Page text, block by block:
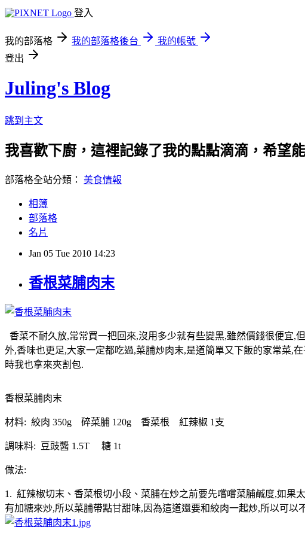
登入
我的部落格 我的部落格後台
我的帳號
登出
Juling's Blog
跳到主文
我喜歡下廚，這裡記錄了我的點點滴滴，希望
部落格全站分類： 美食情報
相簿
部落格
名片
Jan 05 Tue 2010 14:23
香根菜脯肉末
香菜不耐久放,常常買一把回來,沒用多少就有些變黑,雖然價錢很便宜,
外,香味也更足,大家一定都吃過,菜脯炒肉末,是道簡單又下飯的家常菜,
時我也拿來夾割包.
香根菜脯肉末
材料: 絞肉 350g 碎菜脯 120g 香菜根 紅辣椒 1支
調味料: 豆豉醬 1.5T 糖 1t
做法:
1. 紅辣椒切末、香菜根切小段、菜脯在炒之前要先嚐嚐菜脯鹹度,如果
有加糖來炒,所以菜脯帶點甘甜味,因為這道還要和絞肉一起炒,所以可